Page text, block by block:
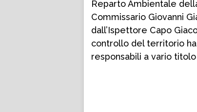
Reparto Ambientale
Commissario Giovanni
dall’Ispettore Capo
controllo del territorio
responsabili a vario